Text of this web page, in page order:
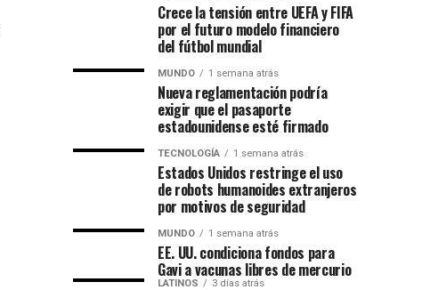
Crece la tensión entre UEFA y FIFA
por el futuro modelo financiero
del fútbol mundial
MUNDO 1 semana atrás
Nueva reglamentación podría
exigir que el pasaporte
estadounidense esté firmado
TECNOLOGÍA 1 semana atrás
Estados Unidos restringe el uso
de robots humanoides extranjeros
por motivos de seguridad
MUNDO 1 semana atrás
EE. UU. condiciona fondos para
Gavi a vacunas libres de mercurio
LATINOS 3 días atrás